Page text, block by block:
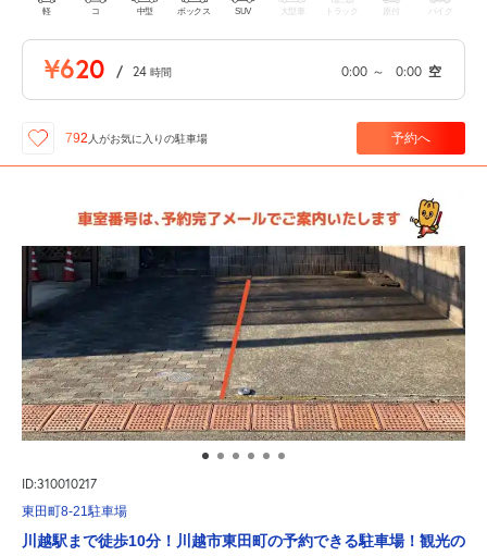
軽 コ 中型 ボックス SUV 大型車 トラック 原付 バイク
¥620 / 24 時間 0:00 ～ 0:00 空
792 人がお気に入りの駐車場 予約へ
ID:310010217
東田町8-21駐車場
川越駅まで徒歩10分！川越市東田町の予約できる駐車場！観光の